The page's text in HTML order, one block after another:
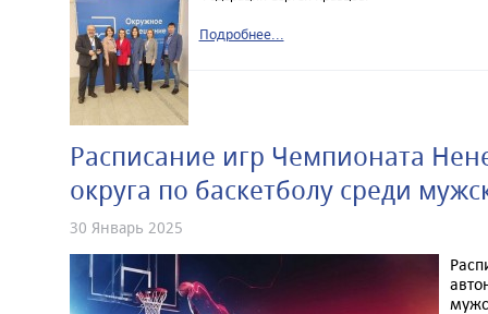
Подробнее...
Расписание игр Чемпионата
округа по баскетболу среди
30 Январь 2025